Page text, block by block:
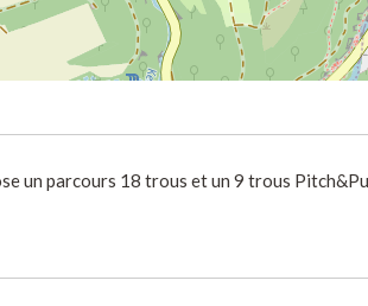
un parcours 18 trous et un 9 trous